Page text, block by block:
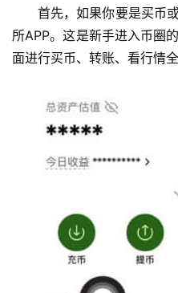
首先，如果你要是买币
所APP。这是新手进入币圈
面进行买币、转账、看行情全